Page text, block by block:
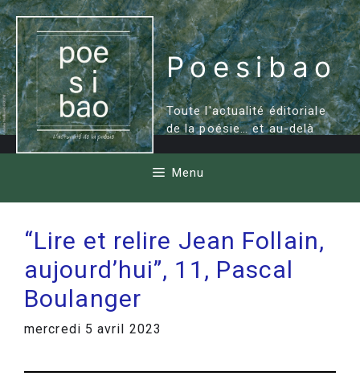
Aller
au
contenu
Poesibao
Toute l'actualité éditoriale
de la poésie… et au-delà
Menu
“Lire et relire Jean Follain,
aujourd’hui”, 11, Pascal
Boulanger
mercredi 5 avril 2023